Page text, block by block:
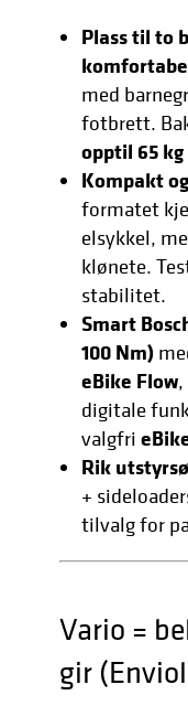
Plass til to
med
fotbrett.
opptil 65 kg
Kompakt
formatet
elsykkel,
klønete.
stabilitet.
Smart
100 Nm)
eBike Flow,
digitale
valgfri
Rik
+
tilvalg for
Vario =
gir